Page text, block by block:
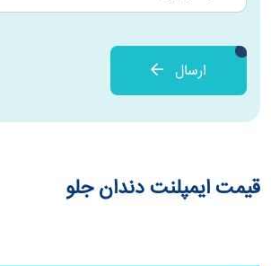
ارسال
قیمت ایمپلنت دندان جلو